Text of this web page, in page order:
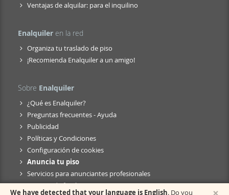
Ventajas de alquilar: para el inquilino
Enalquiler en la red
Organiza tu traslado de piso
¡Recomienda Enalquiler a un amigo!
Sobre Enalquiler
¿Qué es Enalquiler?
Preguntas frecuentes - Ayuda
Publicidad
Políticas y Condiciones
Configuración de cookies
Anuncia tu piso
Servicios para anunciantes profesionales
Anuncio de fusión
We have detected that your language is English. Do you